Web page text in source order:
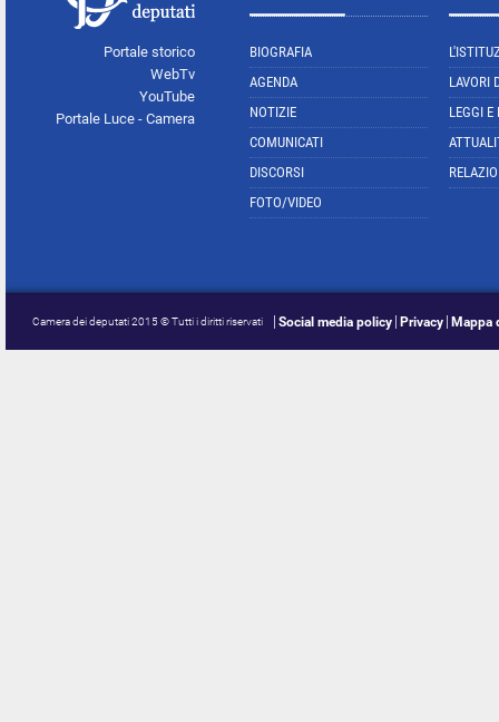
Portale storico
WebTv
YouTube
Portale Luce - Camera
BIOGRAFIA
AGENDA
NOTIZIE
COMUNICATI
DISCORSI
FOTO/VIDEO
LAVORI
LEGGI E
Camera dei deputati 2015 © Tutti i diritti riservati Social media policy Privacy Mappa